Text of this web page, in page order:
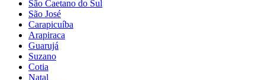
São Caetano do Sul
São José
Carapicuíba
Arapiraca
Guarujá
Suzano
Cotia
Natal